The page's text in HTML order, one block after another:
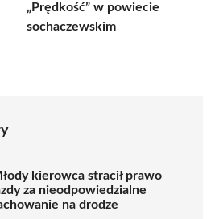
„Prędkość” w powiecie
sochaczewskim
kierowca stracił prawo
za nieodpowiedzialne
na drodze